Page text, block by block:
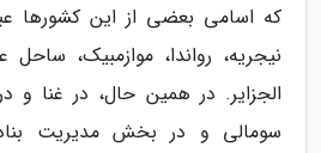
که اسامی بعضی از این کشورها
نیجریه، رواندا، موازمبیک، ساحل
الجزایر. در همین حال، در غنا و
سومالی و در بخش مدیریت